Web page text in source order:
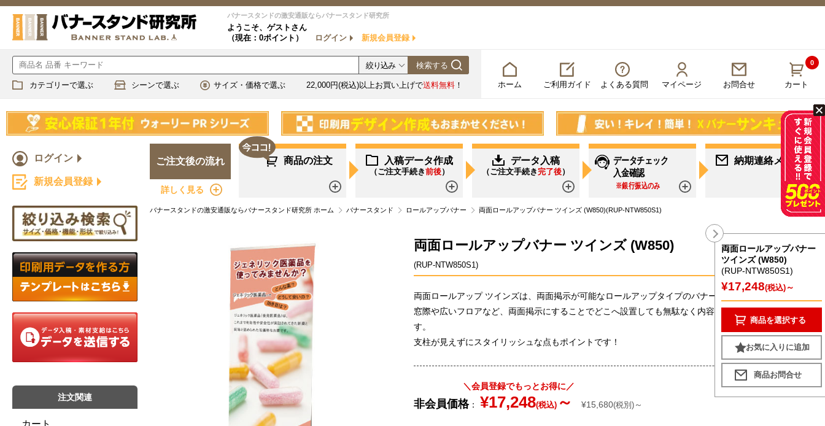
バナースタンドの激安通販ならバナースタンド研究所
ようこそ、 ゲストさん
（現在：0ポイント）
ログイン 新規会員登録
ホーム ご利用ガイド よくある質問 マイページ お問合せ カート
0
カテゴリーで選ぶ シーンで選ぶ サイズ・価格で選ぶ 22,000円(税込)以上お買い上げで送料無料 ！
ご注文後の流れ 商品の注文 入稿データ作成
（ご注文手続き前後）
データ入稿
（ご注文手続き完了後）
詳しく見る
データチェック
入金確認
※銀行振込のみ
納期連絡メール
詳
詳しく見る
バナースタンドの激安通販ならバナースタンド研究所 ホーム バナースタンド ロールアップバナー 両面ロールアップバナー ツインズ (W850)(RUP-NTW850S1)
両面ロールアップバナー ツインズ (W850)
(RUP-NTW850S1)
両面ロールアップ ツインズは、両面掲示が可能なロールアップタイプのバナースタンドです。
窓際や広いフロアなど、両面掲示にすることでどこへ設置しても無駄なく内容を伝えることができま
す。
支柱が見えずにスタイリッシュな点もポイントです！
＼会員登録でもっとお得に／
非会員価格： ¥17,248(税込) ～ ¥15,680(税別) ～
両面ロールアップバナー
ツインズ (W850)
(RUP-NTW850S1)
¥17,248(税込) ～
商品を選択する
お気に入りに追加
ログイン
新規会員登録
注文関連
カート